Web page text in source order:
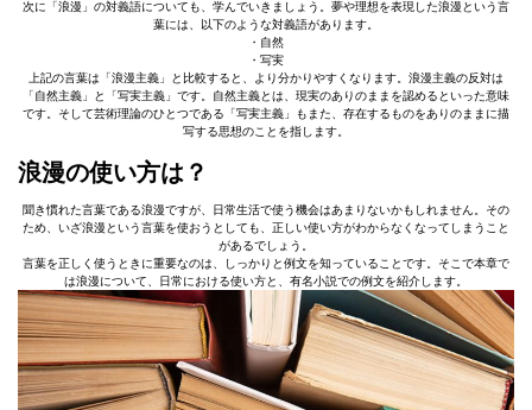
次に「浪漫」の対義語についても、学んでいきましょう。夢や理想を表現した浪漫という言
葉には、以下のような対義語があります。
・自然
・写実
上記の言葉は「浪漫主義」と比較すると、より分かりやすくなります。浪漫主義の反対は
「自然主義」と「写実主義」です。自然主義とは、現実のありのままを認めるといった意味
です。そして芸術理論のひとつである「写実主義」もまた、存在するものをありのままに描
写する思想のことを指します。
浪漫の使い方は？
聞き慣れた言葉である浪漫ですが、日常生活で使う機会はあまりないかもしれません。その
ため、いざ浪漫という言葉を使おうとしても、正しい使い方がわからなくなってしまうこと
があるでしょう。
言葉を正しく使うときに重要なのは、しっかりと例文を知っていることです。そこで本章で
は浪漫について、日常における使い方と、有名小説での例文を紹介します。